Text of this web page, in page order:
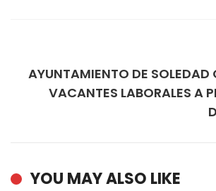
AYUNTAMIENTO DE SOLEDAD
VACANTES LABORALES A
YOU MAY ALSO LIKE